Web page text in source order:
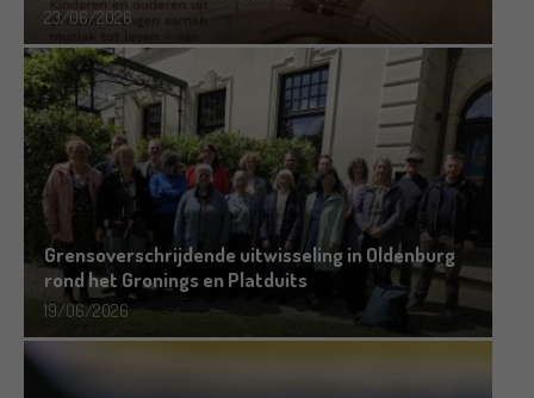
23/06/2026
Grensoverschrijdende uitwisseling in Oldenburg
rond het Gronings en Platduits
19/06/2026